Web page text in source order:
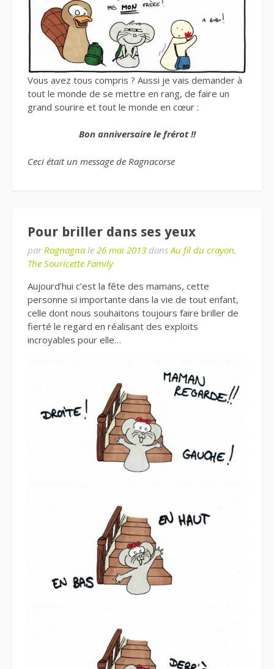
Vous avez tous compris ? Aussi je vais demander à
tout le monde de se mettre en rang, de faire un
grand sourire et tout le monde en cœur :
Bon anniversaire le frérot !!
Ceci était un message de Ragnacorse
Pour briller dans ses yeux
par Ragnagna le 26 mai 2013 dansAu fil du crayon,
The Souricette Family
Aujourd’hui c’est la fête des mamans, cette
personne si importante dans la vie de tout enfant,
celle dont nous souhaitons toujours faire briller de
fierté le regard en réalisant des exploits
incroyables pour elle…